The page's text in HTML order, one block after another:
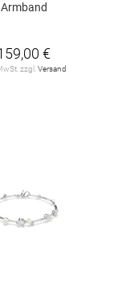
Armband
€
zzgl. Versand